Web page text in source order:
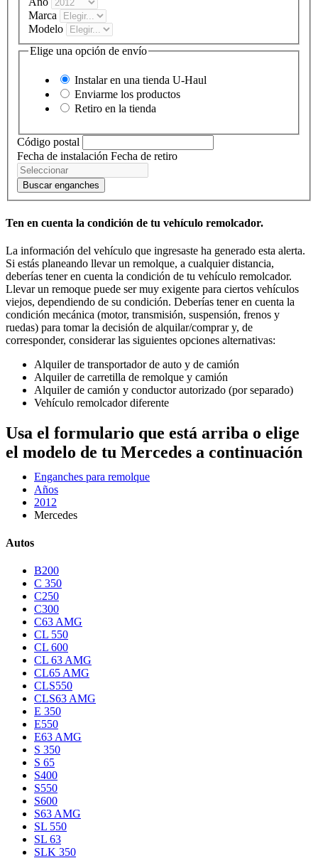
Marca
Modelo
Elige una opción de envío
Instalar en una tienda U-Haul
Enviarme los productos
Retiro en la tienda
Código postal
Fecha de instalación Fecha de retiro
Buscar enganches
Ten en cuenta la condición de tu vehículo remolcador.
La información del vehículo que ingresaste ha generado esta alerta.
Si estás planeando llevar un remolque, a cualquier distancia,
deberías tener en cuenta la condición de tu vehículo remolcador.
Llevar un remoque puede ser muy exigente para ciertos vehículos
viejos, dependiendo de su condición. Deberías tener en cuenta la
condición mecánica (motor, transmisión, suspensión, frenos y
ruedas) para tomar la decisión de alquilar/comprar y, de
corresponder, considerar las siguientes opciones alternativas:
Alquiler de transportador de auto y de camión
Alquiler de carretilla de remolque y camión
Alquiler de camión y conductor autorizado (por separado)
Vehículo remolcador diferente
Usa el formulario que está arriba o elige
el modelo de tu Mercedes a continuación
Enganches para remolque
Años
2012
Mercedes
Autos
B200
C 350
C250
C300
C63 AMG
CL 550
CL 600
CL 63 AMG
CL65 AMG
CLS550
CLS63 AMG
E 350
E550
E63 AMG
S 350
S 65
S400
S550
S600
S63 AMG
SL 550
SL 63
SLK 350